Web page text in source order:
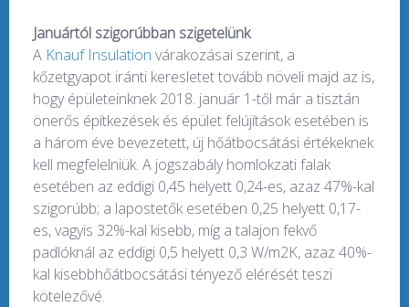
Januártól szigorúbban szigetelünk
A Knauf Insulation várakozásai szerint, a
kőzetgyapot iránti keresletet tovább növeli majd az is,
hogy épületeinknek 2018. január 1-től már a tisztán
önerős építkezések és épület felújítások esetében is
a három éve bevezetett, új hőátbocsátási értékeknek
kell megfelelniük. A jogszabály homlokzati falak
esetében az eddigi 0,45 helyett 0,24-es, azaz 47%-kal
szigorúbb; a lapostetők esetében 0,25 helyett 0,17-
es, vagyis 32%-kal kisebb, míg a talajon fekvő
padlóknál az eddigi 0,5 helyett 0,3 W/m2K, azaz 40%-
kal kisebbhőátbocsátási tényező elérését teszi
kötelezővé.